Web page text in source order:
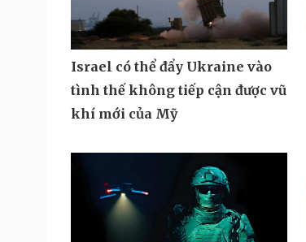
Israel có thể đẩy Ukraine vào
tình thế không tiếp cận được vũ
khí mới của Mỹ